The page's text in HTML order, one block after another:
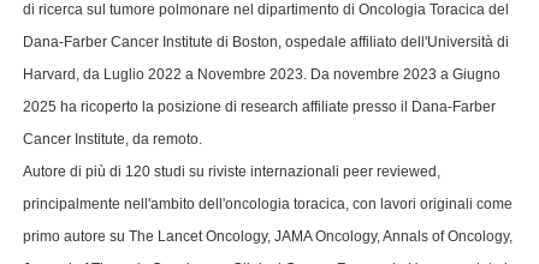
di ricerca sul tumore polmonare nel dipartimento di Oncologia Toracica del
Dana-Farber Cancer Institute di Boston, ospedale affiliato dell'Università di
Harvard, da Luglio 2022 a Novembre 2023. Da novembre 2023 a Giugno
2025 ha ricoperto la posizione di research affiliate presso il Dana-Farber
Cancer Institute, da remoto.
Autore di più di 120 studi su riviste internazionali peer reviewed,
principalmente nell'ambito dell'oncologia toracica, con lavori originali come
primo autore su The Lancet Oncology, JAMA Oncology, Annals of Oncology,